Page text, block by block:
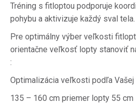
Tréning s fitloptou podporuje
pohybu a aktivizuje každý sval tela.
Pre optimálny výber veľkosti
orientačne veľkosť lopty stanoviť
:
Optimalizácia veľkosti podľa Vašej
135 – 160 cm priemer lopty 55 cm